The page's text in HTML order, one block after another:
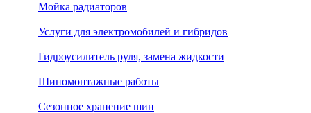
Мойка радиаторов
Услуги для электромобилей и гибридов
Гидроусилитель руля, замена жидкости
Шиномонтажные работы
Сезонное хранение шин